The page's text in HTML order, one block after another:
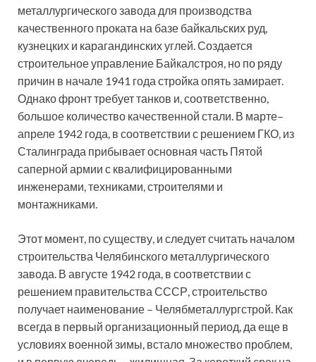
металлургического завода для производства
качественного проката на базе байкальских руд,
кузнецких и карагандинских углей. Создается
строительное управление Байкалстроя, но по ряду
причин в начале 1941 года стройка опять замирает.
Однако фронт требует танков и, соответственно,
большое количество качественной стали. В марте–
апреле 1942 года, в соответствии с решением ГКО, из
Сталинграда прибывает основная часть Пятой
саперной армии с квалифицированными
инженерами, техниками, строителями и
монтажниками.
Этот момент, по существу, и следует считать началом
строительства Челябинского металлургического
завода. В августе 1942 года, в соответствии с
решением правительства СССР, строительство
получает наименование – Челябметаллургстрой. Как
всегда в первый организационный период, да еще в
условиях военной зимы, встало множество проблем,